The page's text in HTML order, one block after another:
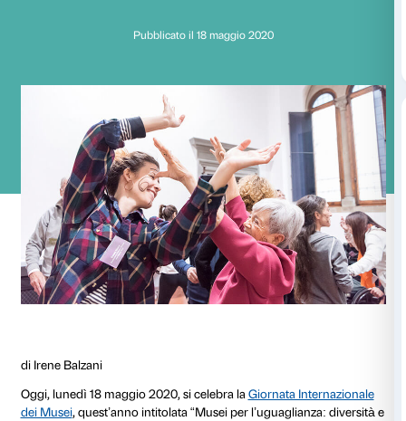
Distanziamento
sociale
Pubblicato il 18 maggio 2020